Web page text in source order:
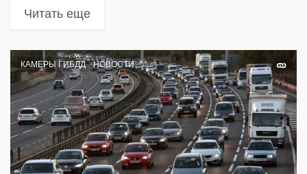
Читать еще
КАМЕРЫ ГИБДД НОВОСТИ